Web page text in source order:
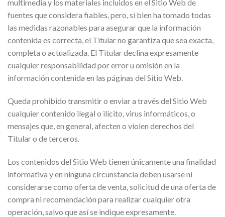
multimedia y los materiales incluidos en el Sitio Web de
fuentes que considera fiables, pero, si bien ha tomado todas
las medidas razonables para asegurar que la información
contenida es correcta, el Titular no garantiza que sea exacta,
completa o actualizada. El Titular declina expresamente
cualquier responsabilidad por error u omisión en la
información contenida en las páginas del Sitio Web.
Queda prohibido transmitir o enviar a través del Sitio Web
cualquier contenido ilegal o ilícito, virus informáticos, o
mensajes que, en general, afecten o violen derechos del
Titular o de terceros.
Los contenidos del Sitio Web tienen únicamente una finalidad
informativa y en ninguna circunstancia deben usarse ni
considerarse como oferta de venta, solicitud de una oferta de
compra ni recomendación para realizar cualquier otra
operación, salvo que así se indique expresamente.